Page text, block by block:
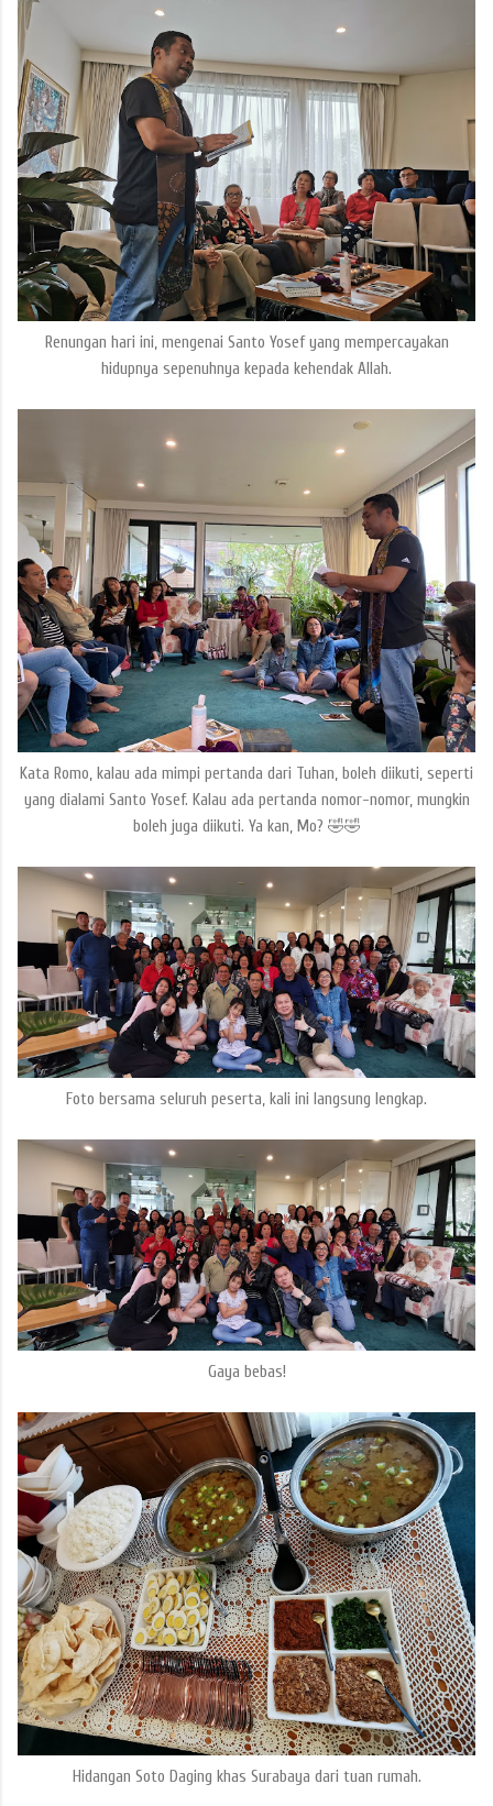
Renungan hari ini, mengenai Santo Yosef yang mempercayakan
hidupnya sepenuhnya kepada kehendak Allah.
Kata Romo, kalau ada mimpi pertanda dari Tuhan, boleh diikuti, seperti
yang dialami Santo Yosef. Kalau ada pertanda nomor-nomor, mungkin
boleh juga diikuti. Ya kan, Mo? 🤣🤣
Foto bersama seluruh peserta, kali ini langsung lengkap.
Gaya bebas!
Hidangan Soto Daging khas Surabaya dari tuan rumah.